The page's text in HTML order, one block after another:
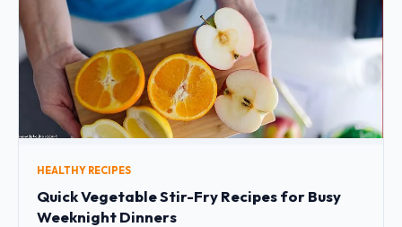
HEALTHY RECIPES
Quick Vegetable Stir-Fry Recipes for Busy
Weeknight Dinners